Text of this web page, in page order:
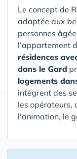
Le concept de
adaptée aux
personnes
l’appartement
résidences
dans le Gard
logements
intègrent des
les opérateurs,
l'animation, le